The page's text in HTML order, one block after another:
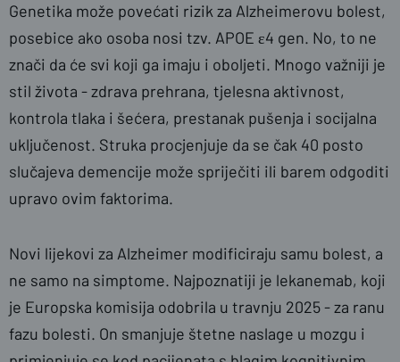
Genetika može povećati rizik za Alzheimerovu bolest,
posebice ako osoba nosi tzv. APOE ε4 gen. No, to ne
znači da će svi koji ga imaju i oboljeti. Mnogo važniji je
stil života - zdrava prehrana, tjelesna aktivnost,
kontrola tlaka i šećera, prestanak pušenja i socijalna
uključenost. Struka procjenjuje da se čak 40 posto
slučajeva demencije može spriječiti ili barem odgoditi
upravo ovim faktorima.
Novi lijekovi za Alzheimer modificiraju samu bolest, a
ne samo na simptome. Najpoznatiji je lekanemab, koji
je Europska komisija odobrila u travnju 2025 - za ranu
fazu bolesti. On smanjuje štetne naslage u mozgu i